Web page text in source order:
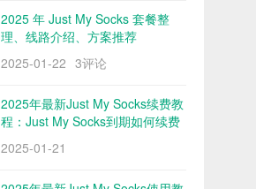
2025 年 Just My Socks 套餐整
理、线路介绍、方案推荐
2025-01-22 3评论
2025年最新Just My Socks续费教
程：Just My Socks到期如何续费
2025-01-21